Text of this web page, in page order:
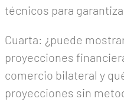
técnicos para
Cuarta: ¿puede
proyecciones
comercio bilateral y
proyecciones sin